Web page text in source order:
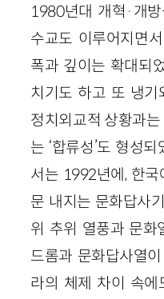
1980년대 개혁·개
수교도 이루어지면
폭과 깊이는 확대되
치기도 하고 또 냉기
정치외교적 상황과
는 ‘합류성’도 형성
서는 1992년에, 한
문 내지는 문화답사
위 추위 열풍과 문화
드롬과 문화답사열
라의 체제 차이 속에